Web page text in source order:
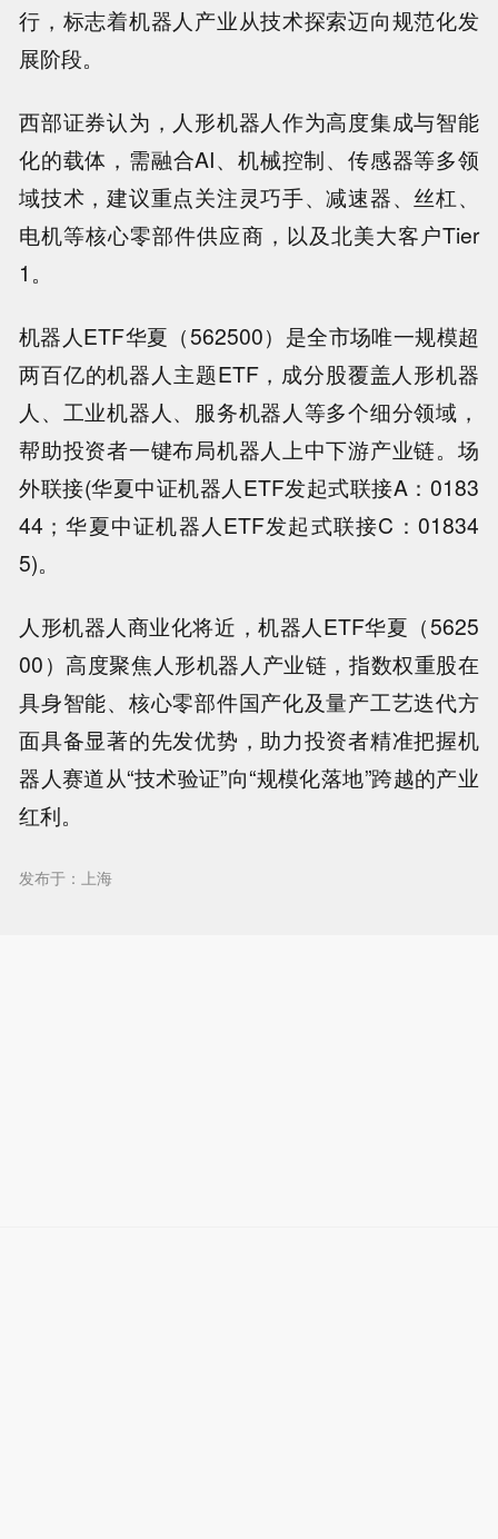
行，标志着机器人产业从技术探索迈向规范化发
展阶段。
西部证券认为，人形机器人作为高度集成与智能
化的载体，需融合AI、机械控制、传感器等多领
域技术，建议重点关注灵巧手、减速器、丝杠、
电机等核心零部件供应商，以及北美大客户Tier
1。
机器人ETF华夏（562500）是全市场唯一规模超
两百亿的机器人主题ETF，成分股覆盖人形机器
人、工业机器人、服务机器人等多个细分领域，
帮助投资者一键布局机器人上中下游产业链。场
外联接(华夏中证机器人ETF发起式联接A：0183
44；华夏中证机器人ETF发起式联接C：01834
5)。
人形机器人商业化将近，机器人ETF华夏（5625
00）高度聚焦人形机器人产业链，指数权重股在
具身智能、核心零部件国产化及量产工艺迭代方
面具备显著的先发优势，助力投资者精准把握机
器人赛道从“技术验证”向“规模化落地”跨越的产业
红利。
发布于：上海